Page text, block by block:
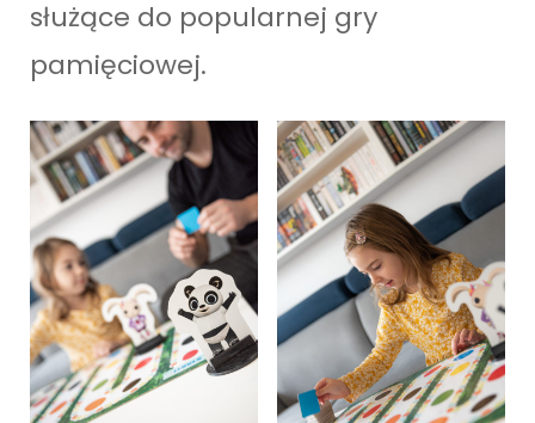
służące do popularnej gry
pamięciowej.